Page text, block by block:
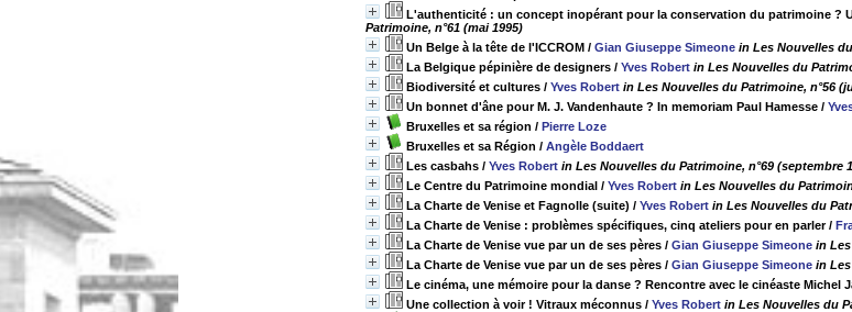
L'authenticité : un concept inopérant pour la conservation du patrimoine ?
Patrimoine, n°61 (mai 1995)
Un Belge à la tête de l'ICCROM / Gian Giuseppe Simeone in Les Nouvelles
La Belgique pépinière de designers / Yves Robert in Les Nouvelles du
Biodiversité et cultures / Yves Robert in Les Nouvelles du Patrimoine, n°56
Un bonnet d'âne pour M. J. Vandenhaute ? In memoriam Paul Hamesse /
Bruxelles et sa région / Pierre Loze
Bruxelles et sa Région / Angèle Boddaert
Les casbahs / Yves Robert in Les Nouvelles du Patrimoine, n°69 (septembre
Le Centre du Patrimoine mondial / Yves Robert in Les Nouvelles du
La Charte de Venise et Fagnolle (suite) / Yves Robert in Les Nouvelles du
La Charte de Venise : problèmes spécifiques, cinq ateliers pour en parler/
La Charte de Venise vue par un de ses pères / Gian Giuseppe Simeone in
La Charte de Venise vue par un de ses pères / Gian Giuseppe Simeone in
Le cinéma, une mémoire pour la danse ? Rencontre avec le cinéaste Michel
Une collection à voir ! Vitraux méconnus / Yves Robert in Les Nouvelles du